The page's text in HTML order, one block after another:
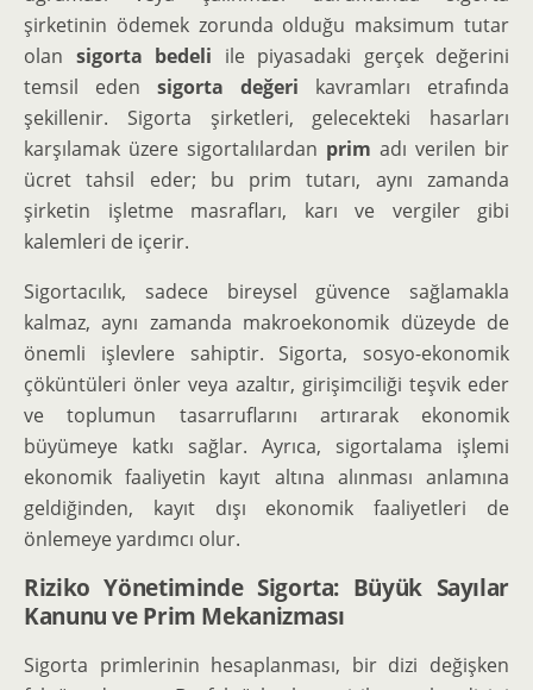
şirketinin ödemek zorunda olduğu maksimum tutar
olan sigorta bedeli ile piyasadaki gerçek değerini
temsil eden sigorta değeri kavramları etrafında
şekillenir. Sigorta şirketleri, gelecekteki hasarları
karşılamak üzere sigortalılardan prim adı verilen bir
ücret tahsil eder; bu prim tutarı, aynı zamanda
şirketin işletme masrafları, karı ve vergiler gibi
kalemleri de içerir.
Sigortacılık, sadece bireysel güvence sağlamakla
kalmaz, aynı zamanda makroekonomik düzeyde de
önemli işlevlere sahiptir. Sigorta, sosyo-ekonomik
çöküntüleri önler veya azaltır, girişimciliği teşvik eder
ve toplumun tasarruflarını artırarak ekonomik
büyümeye katkı sağlar. Ayrıca, sigortalama işlemi
ekonomik faaliyetin kayıt altına alınması anlamına
geldiğinden, kayıt dışı ekonomik faaliyetleri de
önlemeye yardımcı olur.
Riziko Yönetiminde Sigorta: Büyük Sayılar
Kanunu ve Prim Mekanizması
Sigorta primlerinin hesaplanması, bir dizi değişken